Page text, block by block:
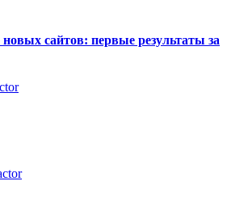
сайтов: первые результаты за